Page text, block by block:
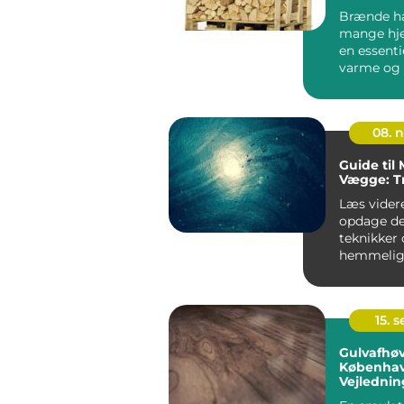
Brænde
mange
en
varme og
08.
Guide til
Vægge:
Læs
opdage
teknikker
se ud som
15.